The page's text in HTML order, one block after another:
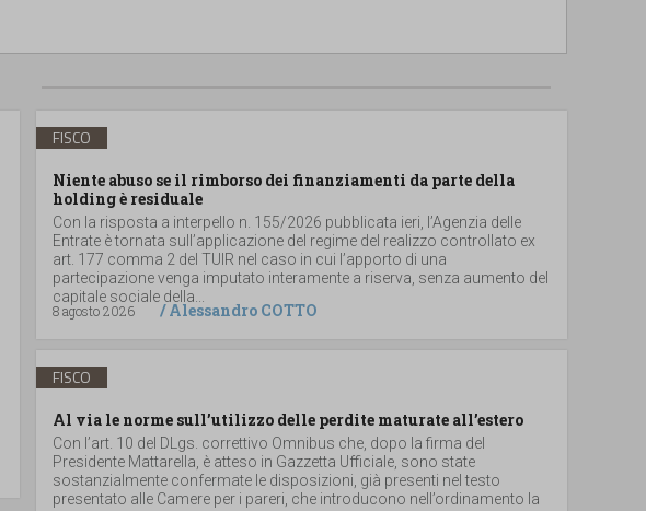
FISCO
Niente abuso se il rimborso dei finanziamenti da parte della
holding è residuale
Con la risposta a interpello n. 155/2026 pubblicata ieri, l’Agenzia delle
Entrate è tornata sull’applicazione del regime del realizzo controllato ex
art. 177 comma 2 del TUIR nel caso in cui l’apporto di una
partecipazione venga imputato interamente a riserva, senza aumento del
capitale sociale della...
8 agosto 2026
/Alessandro COTTO
FISCO
Al via le norme sull’utilizzo delle perdite maturate all’estero
Con l’art. 10 del DLgs. correttivo Omnibus che, dopo la firma del
Presidente Mattarella, è atteso in Gazzetta Ufficiale, sono state
sostanzialmente confermate le disposizioni, già presenti nel testo
presentato alle Camere per i pareri, che introducono nell’ordinamento la